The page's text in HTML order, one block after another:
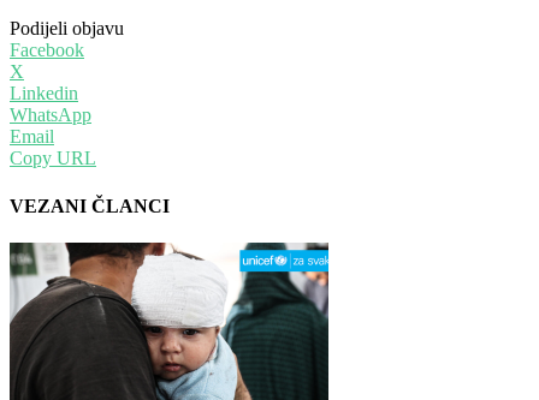
Podijeli objavu
Facebook
X
Linkedin
WhatsApp
Email
Copy URL
VEZANI ČLANCI